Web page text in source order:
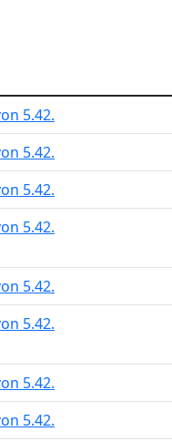
5.42.
5.42.
5.42.
5.42.
5.42.
5.42.
5.42.
5.42.